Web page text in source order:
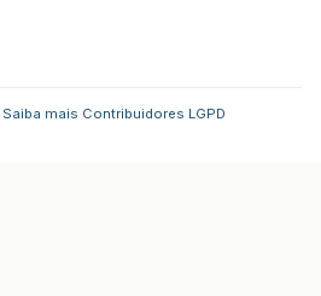
Saiba mais Contribuidores LGPD